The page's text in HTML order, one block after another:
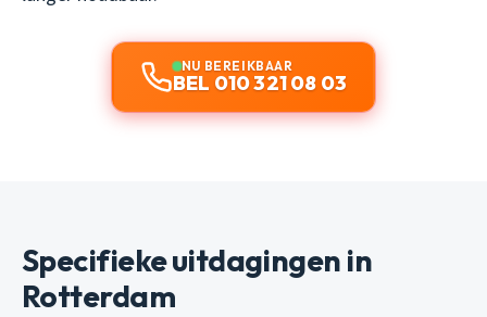
NU BEREIKBAAR
BEL 010 321 08 03
Specifieke uitdagingen in
Rotterdam